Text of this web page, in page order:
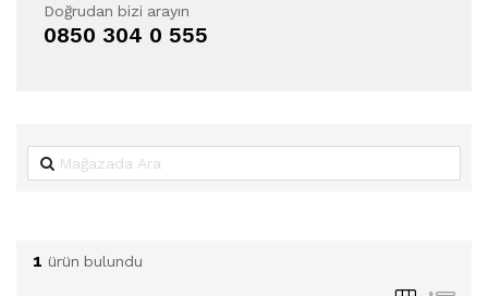
Doğrudan bizi arayın
0850 304 0 555
1 ürün bulundu